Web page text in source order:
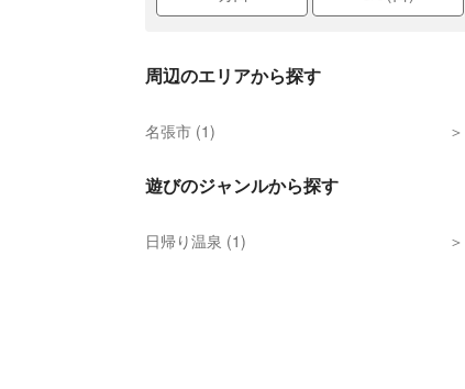
周辺のエリアから探す
名張市 (1)
遊びのジャンルから探す
日帰り温泉 (1)